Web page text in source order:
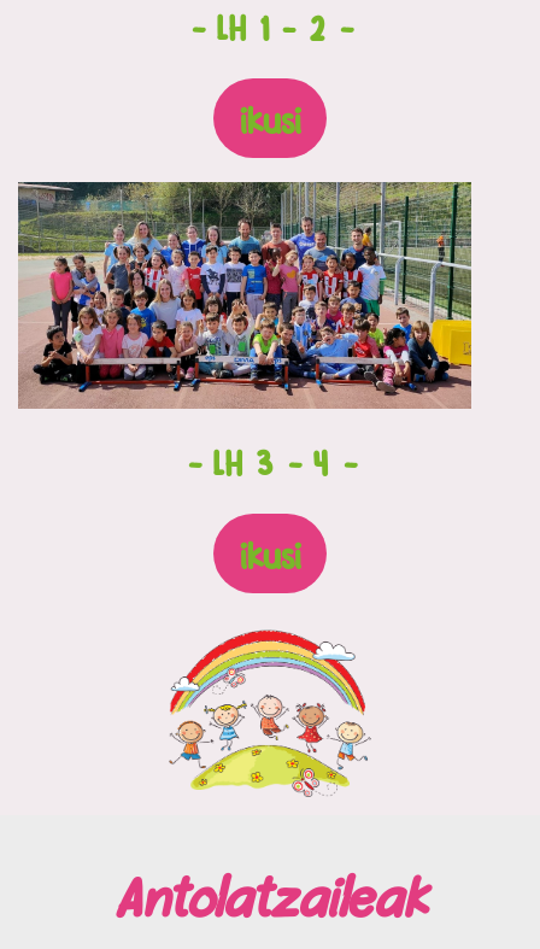
-LH 1 - 2 -
ikusi
-LH 3 - 4 -
ikusi
Antolatzaileak